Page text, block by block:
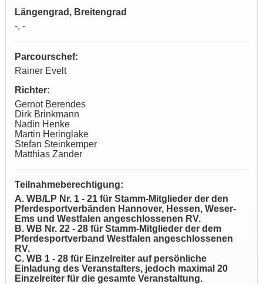
Längengrad, Breitengrad
-, -
Parcourschef:
Rainer Evelt
Richter:
Gernot Berendes
Dirk Brinkmann
Nadin Henke
Martin Heringlake
Stefan Steinkemper
Matthias Zander
Teilnahmeberechtigung:
A. WB/LP Nr. 1 - 21 für Stamm-Mitglieder der den
Pferdesportverbänden Hannover, Hessen, Weser-
Ems und Westfalen angeschlossenen RV.
B. WB Nr. 22 - 28 für Stamm-Mitglieder der dem
Pferdesportverband Westfalen angeschlossenen
RV.
C. WB 1 - 28 für Einzelreiter auf persönliche
Einladung des Veranstalters, jedoch maximal 20
Einzelreiter für die gesamte Veranstaltung.